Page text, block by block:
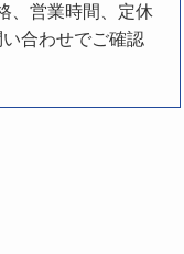
、営業時間、定休
合わせでご確認